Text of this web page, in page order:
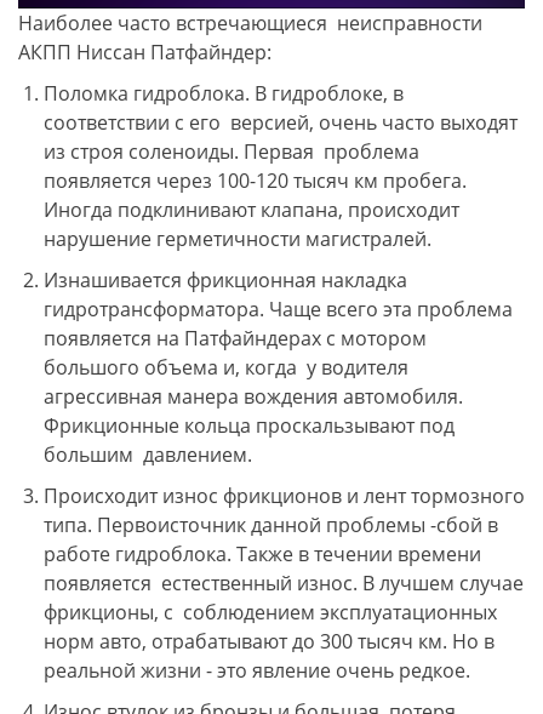
Наиболее часто встречающиеся неисправности
АКПП Ниссан Патфайндер:
Поломка гидроблока. В гидроблоке, в
соответствии с его версией, очень часто выходят
из строя соленоиды. Первая проблема
появляется через 100-120 тысяч км пробега.
Иногда подклинивают клапана, происходит
нарушение герметичности магистралей.
Изнашивается фрикционная накладка
гидротрансформатора. Чаще всего эта проблема
появляется на Патфайндерах с мотором
большого объема и, когда у водителя
агрессивная манера вождения автомобиля.
Фрикционные кольца проскальзывают под
большим давлением.
Происходит износ фрикционов и лент тормозного
типа. Первоисточник данной проблемы -сбой в
работе гидроблока. Также в течении времени
появляется естественный износ. В лучшем случае
фрикционы, с соблюдением эксплуатационных
норм авто, отрабатывают до 300 тысяч км. Но в
реальной жизни - это явление очень редкое.